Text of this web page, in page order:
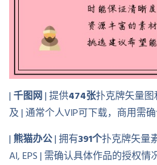
|千图网| 提供474张扑克牌矢量
及 | 通常个人VIP可下载，商用需
| 熊猫办公| 拥有391个扑克牌矢量
AI, EPS | 需确认具体作品的授权情